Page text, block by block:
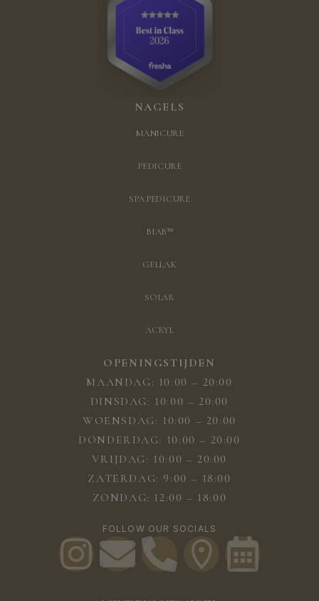
NAGELS
MANICURE
PEDICURE
SPA PEDICURE
BIAB™
GELLAK
SOLAR
ACRYL
OPENINGSTIJDEN
MAANDAG: 10:00 – 20:00
DINSDAG: 10:00 – 20:00
WOENSDAG: 10:00 – 20:00
DONDERDAG: 10:00 – 20:00
VRIJDAG: 10:00 – 20:00
ZATERDAG: 9:00 – 18:00
ZONDAG: 12:00 – 18:00
FOLLOW OUR SOCIALS